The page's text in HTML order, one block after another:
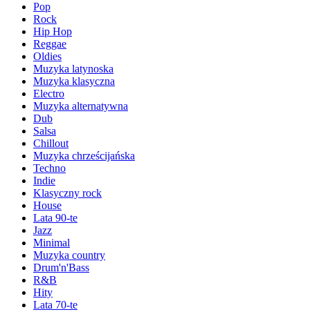
Pop
Rock
Hip Hop
Reggae
Oldies
Muzyka latynoska
Muzyka klasyczna
Electro
Muzyka alternatywna
Dub
Salsa
Chillout
Muzyka chrześcijańska
Techno
Indie
Klasyczny rock
House
Lata 90-te
Jazz
Minimal
Muzyka country
Drum'n'Bass
R&B
Hity
Lata 70-te